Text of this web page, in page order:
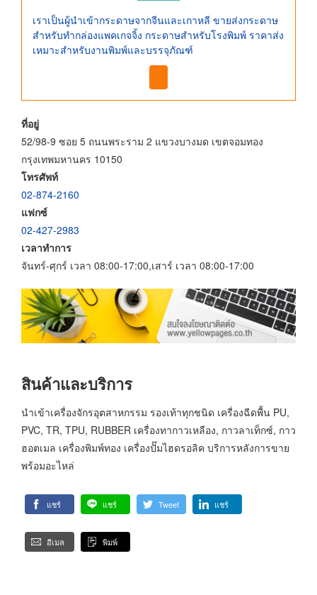
เราเป็นผู้นำเข้ากระดาษจากจีนและเกาหลี ขายส่งกระดาษ
สำหรับทำกล่องแพคเกจจิ้ง กระดาษสำหรับโรงพิมพ์ ราคาส่ง
เหมาะสำหรับงานพิมพ์และบรรจุภัณฑ์
ที่อยู่
52/98-9 ซอย 5 ถนนพระราม 2 แขวงบางมด เขตจอมทอง
กรุงเทพมหานคร 10150
โทรศัพท์
02-874-2160
แฟกซ์
02-427-2983
เวลาทำการ
จันทร์-ศุกร์ เวลา 08:00-17:00,เสาร์ เวลา 08:00-17:00
สินค้าและบริการ
นำเข้าเครื่องจักรอุตสาหกรรม รองเท้าทุกชนิด เครื่องฉีดพื้น PU,
PVC, TR, TPU, RUBBER เครื่องทากาวเหลือง, กาวลาเท็กซ์, กาว
ฮอตเมล เครื่องพิมพ์ทอง เครื่องปั๊มไฮดรอลิค บริการหลังการขาย
พร้อมอะไหล่
แชร์ แชร์ Tweet แชร์
อีเมล พิมพ์